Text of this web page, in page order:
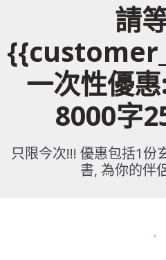
請
一次性優
8000字
只限今次!!! 優惠包括1份
書, 為你的伴